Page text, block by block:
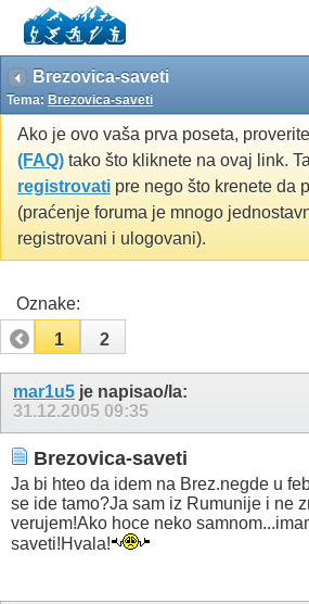
Brezovica-saveti
Tema: Brezovica-saveti
Ako je ovo vaša prva poseta, proverite
(FAQ) tako što kliknete na ovaj link.
registrovati pre nego što krenete da
(praćenje foruma je mnogo
registrovani i ulogovani).
Oznake:
1
2
mar1u5 je napisao/la:
31.12.2005 09:35
Brezovica-saveti
Ja bi hteo da idem na Brez.negde u
se ide tamo?Ja sam iz Rumunije i ne
verujem!Ako hoce neko
saveti!Hvala!